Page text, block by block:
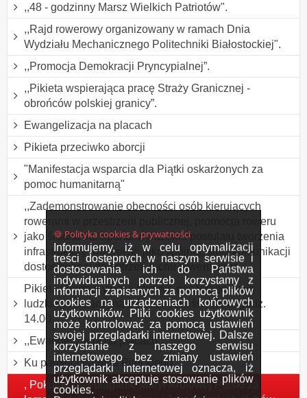
🍪 Polityka cookies & prywatności
Informujemy, iż w celu optymalizacji
treści dostępnych w naszym serwisie i
dostosowania ich do Państwa
indywidualnych potrzeb korzystamy z
informacji zapisanych za pomocą plików
cookies na urządzeniach końcowych
użytkowników. Pliki cookies użytkownik
może kontrolować za pomocą ustawień
swojej przeglądarki internetowej. Dalsze
korzystanie z naszego serwisu
internetowego bez zmiany ustawień
przeglądarki internetowej oznacza, iż
użytkownik akceptuje stosowanie plików
cookies.
,,48 - godzinny Marsz Wielkich Patriotów".
,,Rajd rowerowy organizowany w ramach Dnia
Wydziału Mechanicznego Politechniki Białostockiej".
,,Promocja Demokracji Pryncypialnej”.
,,Pikieta wspierająca pracę Straży Granicznej -
obrońców polskiej granicy”.
Ewangelizacja na placach
Pikieta przeciwko aborcji
"Manifestacja wsparcia dla Piątki oskarżonych za
pomoc humanitarną"
,,Zademonstrowanie obecności osób kierujących
rowerami w przestrzeni publicznej, promocja roweru
jako środka transportu, wyrażenie postulatu tworzenia
infrastruktury rowerowej jako spójnej, sieci komunikacji
dostosowanej do potrzeb ruchu rowerowego
Pikieta informacyjna w obronie poczętego życia
ludzkiego połączona z Różańcem św. około godz.
14.00.
,,Ewangelizacja na placach”.
Ku pamięci Witolda Pileckiego.
, Pokutne przebłaganie Maryi Królowej Polski za